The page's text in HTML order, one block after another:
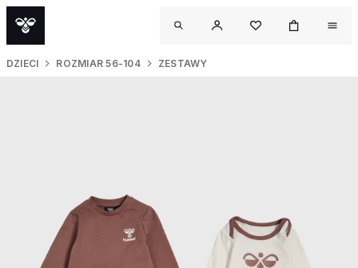
DZIECI ROZMIAR 56-104 ZESTAWY